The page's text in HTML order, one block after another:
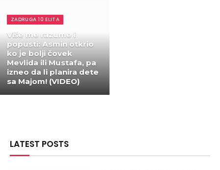
ZADRUGA 10 ELITA
Više me razume i
popusti: Asmin otkrio
ko je bolji čovek
Mevlida ili Mustafa, pa
izneo da li planira dete
sa Majom! (VIDEO)
LATEST POSTS